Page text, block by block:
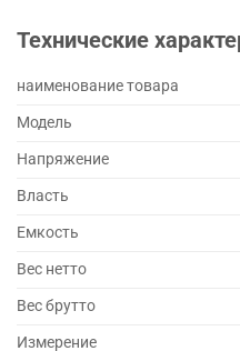
Технические
наименование товара
Модель
Напряжение
Власть
Емкость
Вес нетто
Вес брутто
Измерение